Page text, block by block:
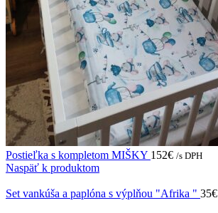
Postieľka s kompletom MIŠKY 152€ /s DPH
Naspäť k produktom
Set vankúša a paplóna s výplňou "Afrika " 35€